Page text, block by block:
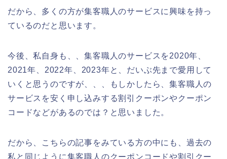
だから、多くの方が集客職人のサービスに興味を持っ
ているのだと思います。
今後、私自身も、、集客職人のサービスを2020年、
2021年、2022年、2023年と、だいぶ先まで愛用して
いくと思うのですが、、、もしかしたら、集客職人の
サービスを安く申し込みする割引クーポンやクーポン
コードなどがあるのでは？と思いました。
だから、こちらの記事をみている方の中にも、過去の
私と同じように集客職人のクーポンコードや割引クー